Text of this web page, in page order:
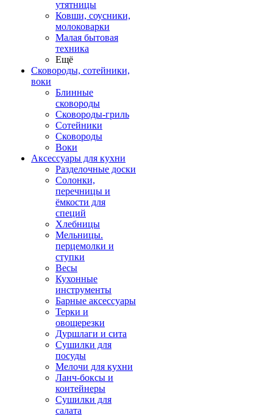
утятницы
Ковши, соусники,
молоковарки
Малая бытовая
техника
Ещё
Сковороды, сотейники,
воки
Блинные
сковороды
Сковороды-гриль
Сотейники
Сковороды
Воки
Аксессуары для кухни
Разделочные доски
Солонки,
перечницы и
ёмкости для
специй
Хлебницы
Мельницы.
перцемолки и
ступки
Весы
Кухонные
инструменты
Барные аксессуары
Терки и
овощерезки
Дуршлаги и сита
Сушилки для
посуды
Мелочи для кухни
Ланч-боксы и
контейнеры
Сушилки для
салата